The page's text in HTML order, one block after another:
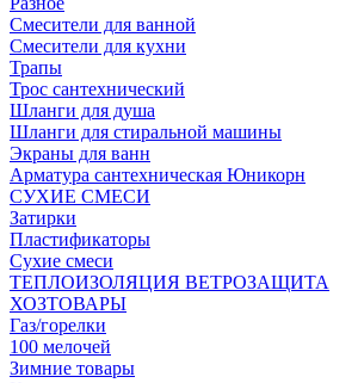
Смесители для ванной
Смесители для кухни
Трапы
Трос сантехнический
Шланги для душа
Шланги для стиральной машины
Экраны для ванн
Арматура сантехническая Юникорн
СУХИЕ СМЕСИ
Затирки
Пластификаторы
Сухие смеси
ТЕПЛОИЗОЛЯЦИЯ ВЕТРОЗАЩИТА
ХОЗТОВАРЫ
Газ/горелки
100 мелочей
Зимние товары